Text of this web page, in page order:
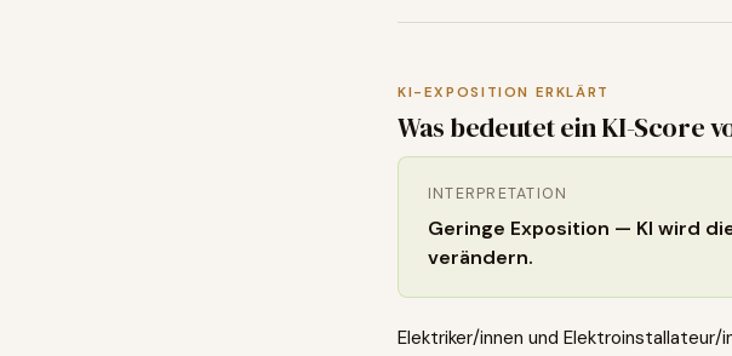
KI-EXPOSITION ERKLÄRT
Was bedeutet ein KI-Score
INTERPRETATION
Geringe Exposition — KI wird
verändern.
Elektriker/innen und